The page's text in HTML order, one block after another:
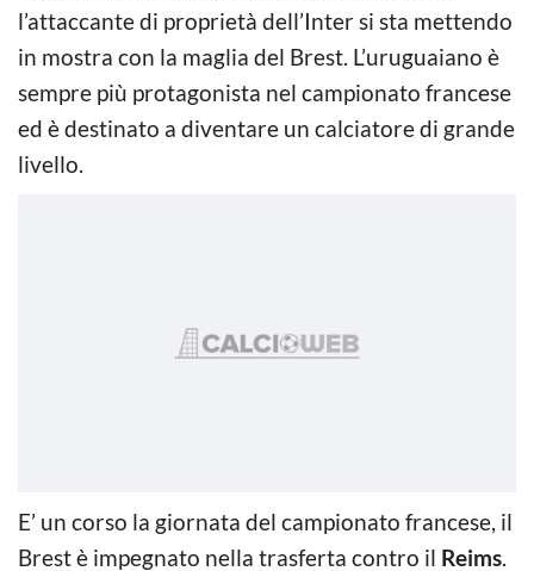
l’attaccante di proprietà dell’Inter si sta mettendo
in mostra con la maglia del Brest. L’uruguaiano è
sempre più protagonista nel campionato francese
ed è destinato a diventare un calciatore di grande
livello.
E’ un corso la giornata del campionato francese, il
Brest è impegnato nella trasferta contro il Reims.